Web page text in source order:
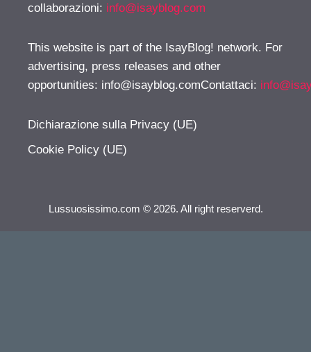
collaborazioni: info@isayblog.com
This website is part of the IsayBlog! network. For
advertising, press releases and other
opportunities: info@isayblog.comContattaci:
Dichiarazione sulla Privacy (UE)
Cookie Policy (UE)
Lussuosissimo.com © 2026. All right reserverd.